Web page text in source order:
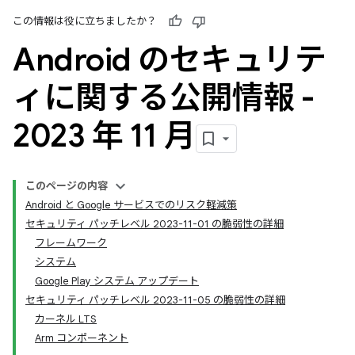
この情報は役に立ちましたか？
Android のセキュリテ
ィに関する公開情報 -
2023 年 11 月
このページの内容
Android と Google サービスでのリスク軽減策
セキュリティ パッチレベル 2023-11-01 の脆弱性の詳細
フレームワーク
システム
Google Play システム アップデート
セキュリティ パッチレベル 2023-11-05 の脆弱性の詳細
カーネル LTS
Arm コンポーネント